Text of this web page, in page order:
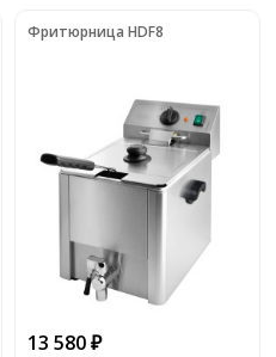
Фритюрница HDF8
13 580 ₽